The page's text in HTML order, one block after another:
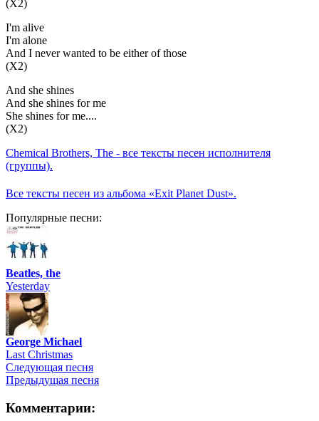
(X2)
I'm alive
I'm alone
And I never wanted to be either of those
(X2)
And she shines
And she shines for me
She shines for me....
(X2)
Chemical Brothers, The - все тексты песен исполнителя
(группы).
Все тексты песен из альбома «Exit Planet Dust».
Популярные песни:
Beatles, the
Yesterday
George Michael
Last Christmas
Следующая песня
Предыдущая песня
Комментарии: